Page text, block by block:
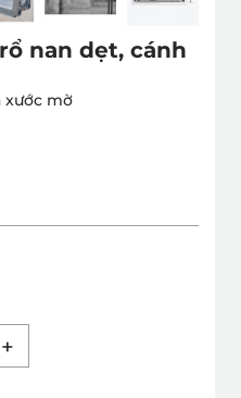
nan dẹt, cánh
xước mờ
+